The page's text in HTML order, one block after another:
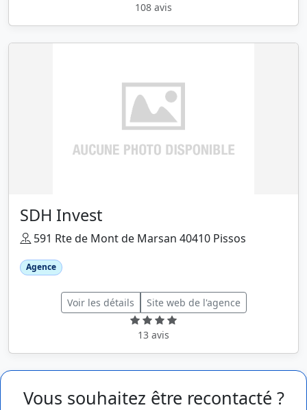
108 avis
SDH Invest
591 Rte de Mont de Marsan 40410 Pissos
Agence
Voir les détails Site web de l'agence
13 avis
Vous souhaitez être recontacté ?